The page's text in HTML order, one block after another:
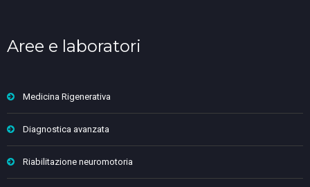
Aree e laboratori
Medicina Rigenerativa
Diagnostica avanzata
Riabilitazione neuromotoria